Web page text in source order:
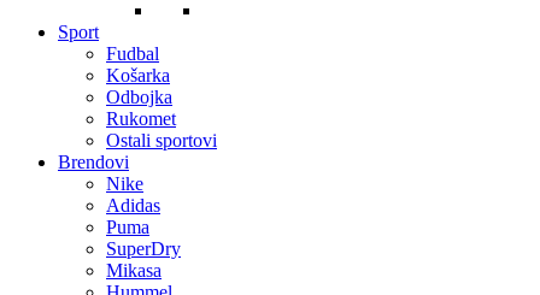
Sport
Fudbal
Košarka
Odbojka
Rukomet
Ostali sportovi
Brendovi
Nike
Adidas
Puma
SuperDry
Mikasa